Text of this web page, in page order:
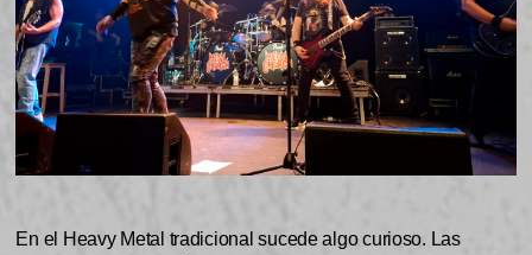
En el Heavy Metal tradicional sucede algo curioso. Las